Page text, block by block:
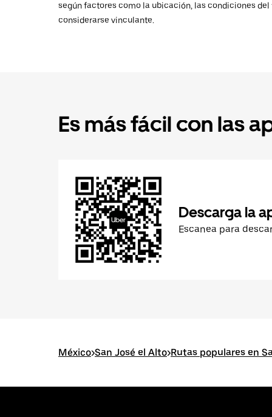
según factores como la ubicación, las condiciones
considerarse vinculante.
Es más fácil con las
Descarga la
Escanea para
México>San José el Alto>Rutas populares en